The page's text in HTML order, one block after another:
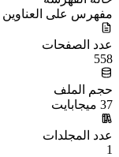
مفهرس على العناوين
عدد الصفحات
558
حجم الملف
37 ميجابايت
عدد المجلدات
1